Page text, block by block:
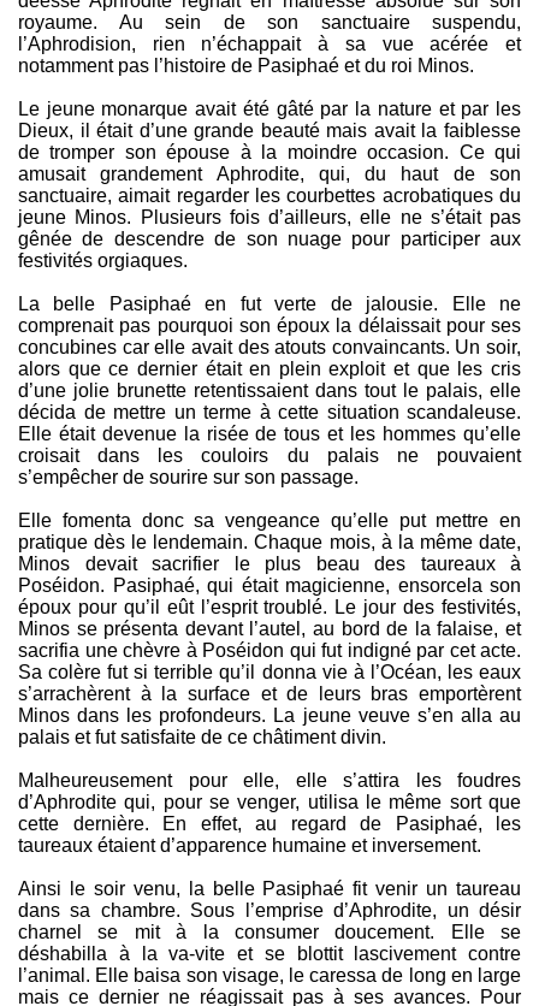
australienne dans sa conclusion.
royaume. Au sein de son sanctuaire suspendu,
l’Aphrodision, rien n’échappait à sa vue acérée et
notamment pas l’histoire de Pasiphaé et du roi Minos.
Le jeune monarque avait été gâté par la nature et par les
Dieux, il était d’une grande beauté mais avait la faiblesse
de tromper son épouse à la moindre occasion. Ce qui
amusait grandement Aphrodite, qui, du haut de son
sanctuaire, aimait regarder les courbettes acrobatiques du
jeune Minos. Plusieurs fois d’ailleurs, elle ne s’était pas
gênée de descendre de son nuage pour participer aux
festivités orgiaques.
La belle Pasiphaé en fut verte de jalousie. Elle ne
comprenait pas pourquoi son époux la délaissait pour ses
concubines car elle avait des atouts convaincants. Un soir,
alors que ce dernier était en plein exploit et que les cris
d’une jolie brunette retentissaient dans tout le palais, elle
décida de mettre un terme à cette situation scandaleuse.
Elle était devenue la risée de tous et les hommes qu’elle
croisait dans les couloirs du palais ne pouvaient
s’empêcher de sourire sur son passage.
Elle fomenta donc sa vengeance qu’elle put mettre en
pratique dès le lendemain. Chaque mois, à la même date,
Minos devait sacrifier le plus beau des taureaux à
Poséidon. Pasiphaé, qui était magicienne, ensorcela son
époux pour qu’il eût l’esprit troublé. Le jour des festivités,
Minos se présenta devant l’autel, au bord de la falaise, et
sacrifia une chèvre à Poséidon qui fut indigné par cet acte.
Sa colère fut si terrible qu’il donna vie à l’Océan, les eaux
s’arrachèrent à la surface et de leurs bras emportèrent
Minos dans les profondeurs. La jeune veuve s’en alla au
palais et fut satisfaite de ce châtiment divin.
Malheureusement pour elle, elle s’attira les foudres
d’Aphrodite qui, pour se venger, utilisa le même sort que
cette dernière. En effet, au regard de Pasiphaé, les
taureaux étaient d’apparence humaine et inversement.
Ainsi le soir venu, la belle Pasiphaé fit venir un taureau
dans sa chambre. Sous l’emprise d’Aphrodite, un désir
charnel se mit à la consumer doucement. Elle se
déshabilla à la va-vite et se blottit lascivement contre
l’animal. Elle baisa son visage, le caressa de long en large
mais ce dernier ne réagissait pas à ses avances. Pour